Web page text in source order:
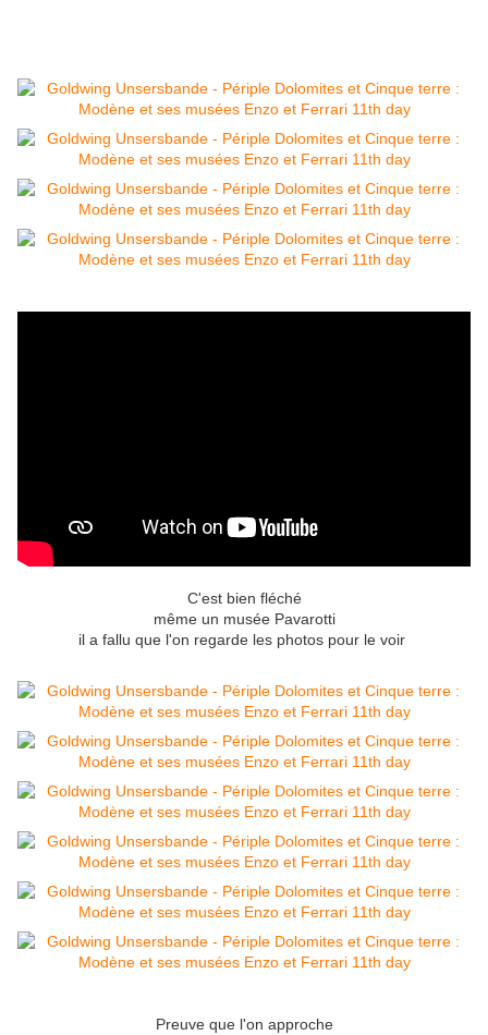
C'est bien fléché
même un musée Pavarotti
il a fallu que l'on regarde les photos pour le voir
Preuve que l'on approche